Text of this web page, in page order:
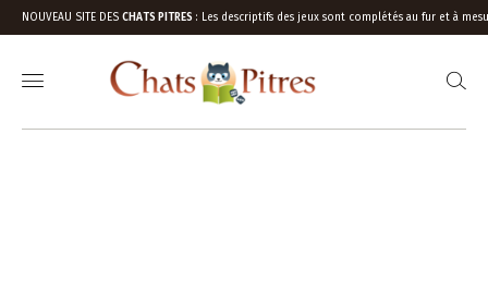
NOUVEAU SITE DES CHATS PITRES : Les descriptifs des jeux sont complétés au fur et à